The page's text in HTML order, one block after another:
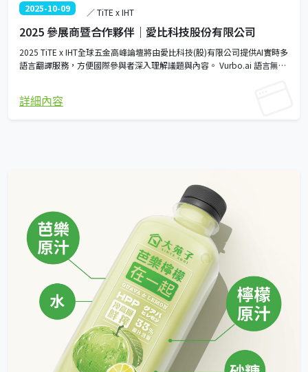
2025-10-09 ／ TiTE x IHT
2025 參展商暨合作夥伴｜愛比科技股份有限公司
2025 TiTE x IHT全球五金高峰論壇將由愛比科技(股)有限公司提供AI實時多
語言翻譯服務，方便國際參與者深入理解議題與內容。 Vurbo.ai 語言無
詳細內容